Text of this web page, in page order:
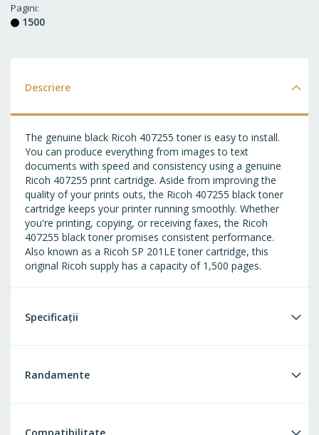
Pagini
1500
Descriere
The genuine black Ricoh 407255 toner is easy to install.
You can produce everything from images to text
documents with speed and consistency using a genuine
Ricoh 407255 print cartridge. Aside from improving the
quality of your prints outs, the Ricoh 407255 black toner
cartridge keeps your printer running smoothly. Whether
you're printing, copying, or receiving faxes, the Ricoh
407255 black toner promises consistent performance.
Also known as a Ricoh SP 201LE toner cartridge, this
original Ricoh supply has a capacity of 1,500 pages.
Specificații
Randamente